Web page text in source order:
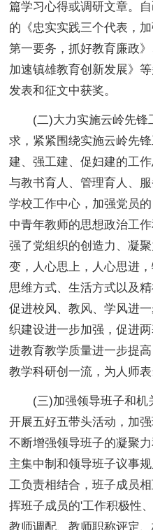
篇学习心得或调研文章。
的《忠实实践三个代表，
第一要务，抓好教育廉政
加速镇雄教育创新发展》
发表和征文中获奖。
(二)大力实施云岭先
求，紧紧围绕实施云岭先
建、强工建、促妇建的工
与教书育人、管理育人、
学校工作中心，加强党员
中青年教师的思想政治工
强了党组织的创造力、凝
变，人心思上，人心思进
思维方式、生活方式以及
促进校风、教风、学风进
织建设进一步加强，促进
进教育教学质量进一步提
教学科研创一流，为人师
(三)加强领导班子和机
开展五好五带头活动，加
不断增强领导班子的凝聚
主集中制和领导班子议事
工负责相结合，班子成员
挥班子成员的'工作积极性
教师调配、教师职称评定